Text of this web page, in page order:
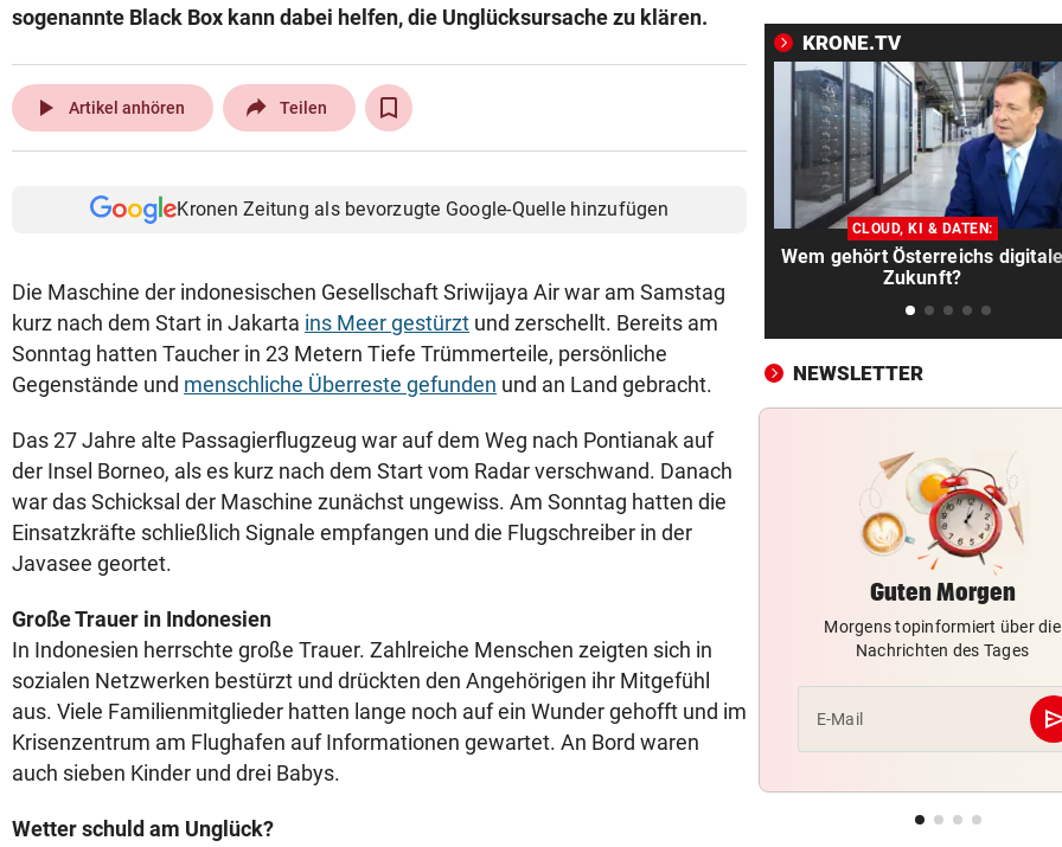
sogenannte Black Box kann dabei helfen, die Unglücksursache zu klären.
play_arrow Artikel anhören Teilen
Kronen Zeitung als bevorzugte Google-Quelle hinzufügen
Die Maschine der indonesischen Gesellschaft Sriwijaya Air war am Samstag
kurz nach dem Start in Jakarta ins Meer gestürzt und zerschellt. Bereits am
Sonntag hatten Taucher in 23 Metern Tiefe Trümmerteile, persönliche
Gegenstände und menschliche Überreste gefunden und an Land gebracht.
Das 27 Jahre alte Passagierflugzeug war auf dem Weg nach Pontianak auf
der Insel Borneo, als es kurz nach dem Start vom Radar verschwand. Danach
war das Schicksal der Maschine zunächst ungewiss. Am Sonntag hatten die
Einsatzkräfte schließlich Signale empfangen und die Flugschreiber in der
Javasee geortet.
Große Trauer in Indonesien
In Indonesien herrschte große Trauer. Zahlreiche Menschen zeigten sich in
sozialen Netzwerken bestürzt und drückten den Angehörigen ihr Mitgefühl
aus. Viele Familienmitglieder hatten lange noch auf ein Wunder gehofft und im
Krisenzentrum am Flughafen auf Informationen gewartet. An Bord waren
auch sieben Kinder und drei Babys.
Wetter schuld am Unglück?
ÄGYPTEN-REISEREPORTAGE
Wo Sie Tutanchamun
„treffen“ können
NÄCHTLICHE RETTUNG vor
Bergsteiger (38) verirrte
Hochkönig
SOCIAL-MEDIA-AUFRUFE
„Sehen uns am 15. August“:
vor neuem Ansturm
CRASH AUF KREUZUNG
Wien: Lkw rammt beim
BRISANTER BERICHT:
Auch beim Super-League-
war Infantino dabei
BEDINGTE HAFTSTRAFE
Wiener (21) hinterließ
auf dem Heimweg
WARNUNG FÜR LUFTFAHRT vor
Vulkan Ätna auf Sizilien kurz
NACHFRAGE STEIGT
KRONE.TV
CLOUD, KI & DATEN:
Wem gehört Österreichs digitale
Zukunft?
NEWSLETTER
Guten Morgen
Morgens topinformiert über die
Nachrichten des Tages
E-Mail